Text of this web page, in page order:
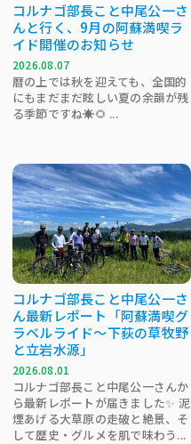
コルナゴ部長こと中尾公一さ
んと行く、9月の阿蘇満喫ラ
イド開催のお知らせ
2026.08.07
暦の上では秋を迎えても、全国的
にもまだまだ眩しい夏の余韻が残
る季節ですね☀️🌻 ...
コルナゴ部長こと中尾公一さ
ん最新レポート「阿蘇満喫グ
ラベルライド～下荻の草牧野
と立岩水源」
2026.08.01
コルナゴ部長こと中尾公一さんか
ら最新レポートが届きました✨ 泥
煙あげる大草原の走破と絶景、そ
して歴史・グルメを肌で味わう...